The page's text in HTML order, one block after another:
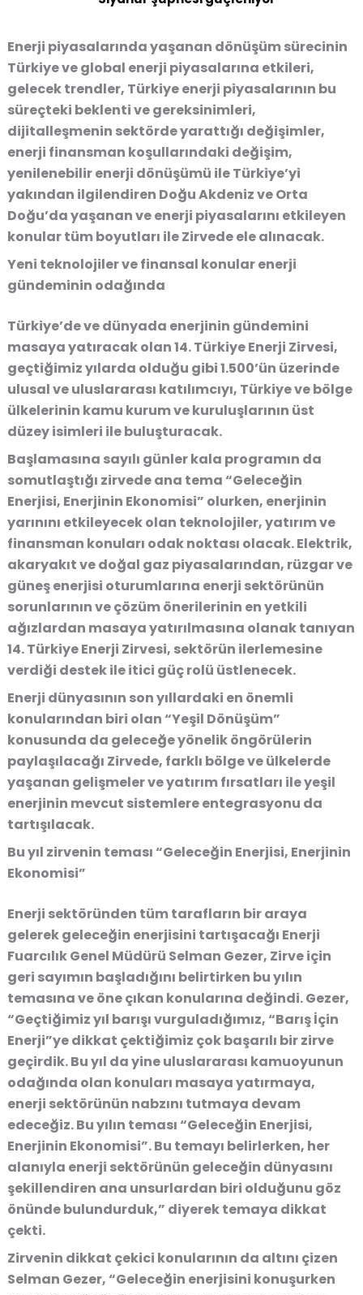
Enerji piyasalarında yaşanan dönüşüm sürecinin
Türkiye ve global enerji piyasalarına etkileri,
gelecek trendler, Türkiye enerji piyasalarının bu
süreçteki beklenti ve gereksinimleri,
dijitalleşmenin sektörde yarattığı değişimler,
enerji finansman koşullarındaki değişim,
yenilenebilir enerji dönüşümü ile Türkiye’yi
yakından ilgilendiren Doğu Akdeniz ve Orta
Doğu’da yaşanan ve enerji piyasalarını etkileyen
konular tüm boyutları ile Zirvede ele alınacak.
Yeni teknolojiler ve finansal konular enerji
gündeminin odağında
Türkiye’de ve dünyada enerjinin gündemini
masaya yatıracak olan 14. Türkiye Enerji Zirvesi,
geçtiğimiz yılarda olduğu gibi 1.500’ün üzerinde
ulusal ve uluslararası katılımcıyı, Türkiye ve bölge
ülkelerinin kamu kurum ve kuruluşlarının üst
düzey isimleri ile buluşturacak.
Başlamasına sayılı günler kala programın da
somutlaştığı zirvede ana tema “Geleceğin
Enerjisi, Enerjinin Ekonomisi” olurken, enerjinin
yarınını etkileyecek olan teknolojiler, yatırım ve
finansman konuları odak noktası olacak. Elektrik,
akaryakıt ve doğal gaz piyasalarından, rüzgar ve
güneş enerjisi oturumlarına enerji sektörünün
sorunlarının ve çözüm önerilerinin en yetkili
ağızlardan masaya yatırılmasına olanak tanıyan
14. Türkiye Enerji Zirvesi, sektörün ilerlemesine
verdiği destek ile itici güç rolü üstlenecek.
Enerji dünyasının son yıllardaki en önemli
konularından biri olan “Yeşil Dönüşüm”
konusunda da geleceğe yönelik öngörülerin
paylaşılacağı Zirvede, farklı bölge ve ülkelerde
yaşanan gelişmeler ve yatırım fırsatları ile yeşil
enerjinin mevcut sistemlere entegrasyonu da
tartışılacak.
Bu yıl zirvenin teması “Geleceğin Enerjisi, Enerjinin
Ekonomisi”
Enerji sektöründen tüm tarafların bir araya
gelerek geleceğin enerjisini tartışacağı Enerji
Fuarcılık Genel Müdürü Selman Gezer, Zirve için
geri sayımın başladığını belirtirken bu yılın
temasına ve öne çıkan konularına değindi. Gezer,
“Geçtiğimiz yıl barışı vurguladığımız, “Barış İçin
Enerji”ye dikkat çektiğimiz çok başarılı bir zirve
geçirdik. Bu yıl da yine uluslararası kamuoyunun
odağında olan konuları masaya yatırmaya,
enerji sektörünün nabzını tutmaya devam
edeceğiz. Bu yılın teması “Geleceğin Enerjisi,
Enerjinin Ekonomisi”. Bu temayı belirlerken, her
alanıyla enerji sektörünün geleceğin dünyasını
şekillendiren ana unsurlardan biri olduğunu göz
önünde bulundurduk,” diyerek temaya dikkat
çekti.
Zirvenin dikkat çekici konularının da altını çizen
Selman Gezer, “Geleceğin enerjisini konuşurken